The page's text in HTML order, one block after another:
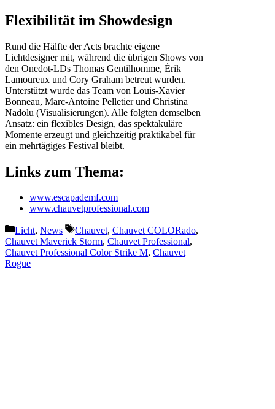
Flexibilität im Showdesign
Rund die Hälfte der Acts brachte eigene
Lichtdesigner mit, während die übrigen Shows von
den Onedot-LDs Thomas Gentilhomme, Érik
Lamoureux und Cory Graham betreut wurden.
Unterstützt wurde das Team von Louis-Xavier
Bonneau, Marc-Antoine Pelletier und Christina
Nadolu (Visualisierungen). Alle folgten demselben
Ansatz: ein flexibles Design, das spektakuläre
Momente erzeugt und gleichzeitig praktikabel für
ein mehrtägiges Festival bleibt.
Links zum Thema:
www.escapademf.com
www.chauvetprofessional.com
Kategorien
Licht, News Schlagwörter
Chauvet, Chauvet COLORado,
Chauvet Maverick Storm, Chauvet Professional,
Chauvet Professional Color Strike M, Chauvet
Rogue